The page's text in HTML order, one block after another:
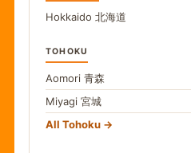
Hokkaido 北海道
TOHOKU
Aomori 青森
Miyagi 宮城
All Tohoku